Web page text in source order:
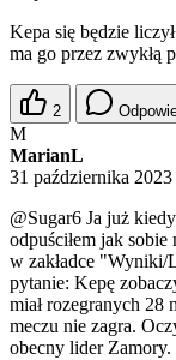
Kepa się będzie
ma go przez zwykłą
2
M
MarianL
31 października 2023
@Sugar6 Ja już
odpuściłem jak
w zakładce "Wyniki/
pytanie: Kepę
miał rozegranych
meczu nie zagra.
obecny lider Zamory.